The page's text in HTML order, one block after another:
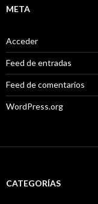
META
Acceder
Feed de entradas
Feed de comentarios
WordPress.org
CATEGORÍAS